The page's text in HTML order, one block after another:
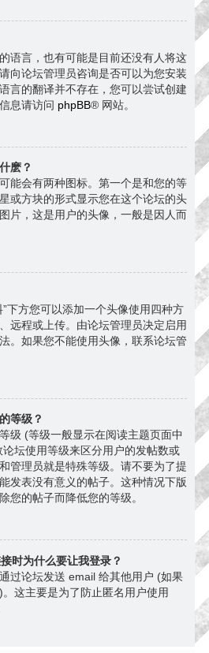
语言，也有可能是目前还没有人将这
向论坛管理员咨询是否可以为您安装
言的翻译并不存在，您可以尝试创建
息请访问 phpBB® 网站。
麽？
能会有两种图标。第一个是和您的等
或方块的形式显示您在这个论坛的头
片，这是用户的头像，一般是因人而
下方您可以添加一个头像使用四种方
远程或上传。由论坛管理员决定启用
。如果您不能使用头像，联系论坛管
等级？
级 (等级一般显示在阅读主题页面中
坛使用等级来区分用户的发帖数或
管理员就是特殊等级。请不要为了提
发表没有意义的帖子。这种情况下版
您的帖子而降低您的等级。
时为什么要让我登录？
过论坛发送 email 给其他用户 (如果
这主要是为了防止匿名用户使用